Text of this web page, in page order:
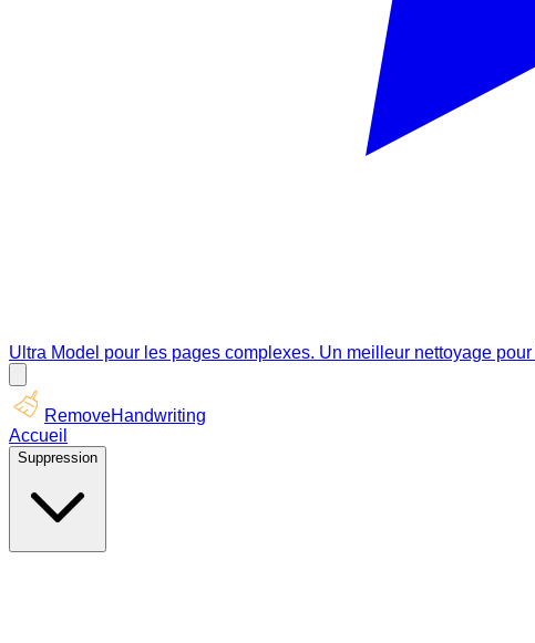
Ultra Model pour les pages complexes. Un meilleur nettoyage
RemoveHandwriting
Accueil
Suppression